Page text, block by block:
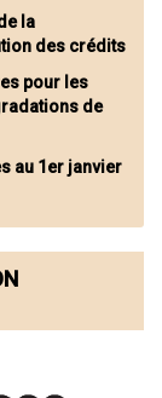
la
des crédits
pour les
de
au 1er janvier